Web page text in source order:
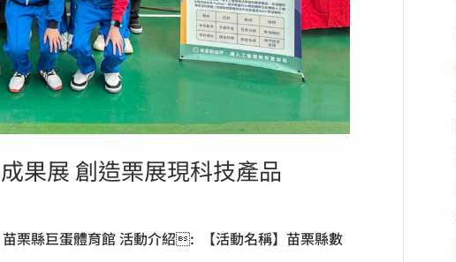
果展 創造栗展現科技產品
栗縣巨蛋體育館 活動介紹: 【活動名稱】苗栗縣數